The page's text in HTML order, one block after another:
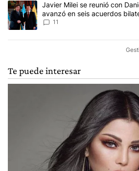
Un artículo de tendencia con el título
Javier Milei se reunió con
avanzó en seis acuerdos
11